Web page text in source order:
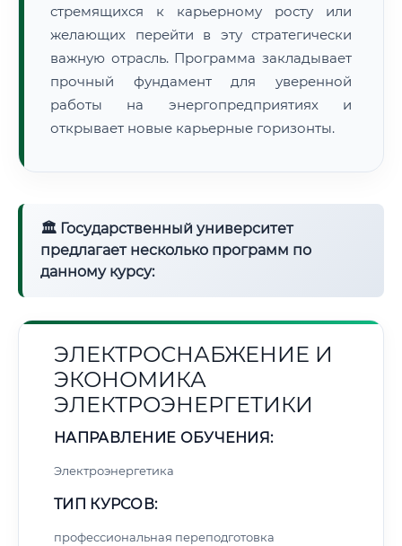
стремящихся к карьерному росту или
желающих перейти в эту стратегически
важную отрасль. Программа закладывает
прочный фундамент для уверенной
работы на энергопредприятиях и
открывает новые карьерные горизонты.
🏛 Государственный университет
предлагает несколько программ по
данному курсу:
ЭЛЕКТРОСНАБЖЕНИЕ И
ЭКОНОМИКА
ЭЛЕКТРОЭНЕРГЕТИКИ
НАПРАВЛЕНИЕ ОБУЧЕНИЯ:
Электроэнергетика
ТИП КУРСОВ:
профессиональная переподготовка